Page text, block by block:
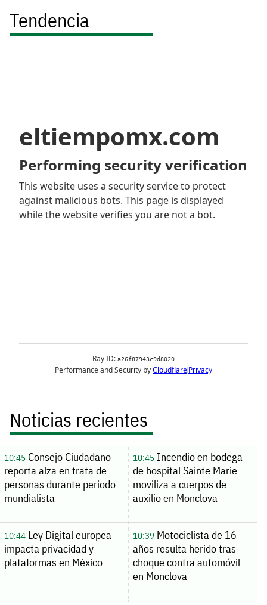
Tendencia
Noticias recientes
10:45Consejo Ciudadano
reporta alza en trata de
personas durante periodo
mundialista
10:45Incendio en bodega
de hospital Sainte Marie
moviliza a cuerpos de
auxilio en Monclova
10:44Ley Digital europea
impacta privacidad y
plataformas en México
10:39Motociclista de 16
años resulta herido tras
choque contra automóvil
en Monclova